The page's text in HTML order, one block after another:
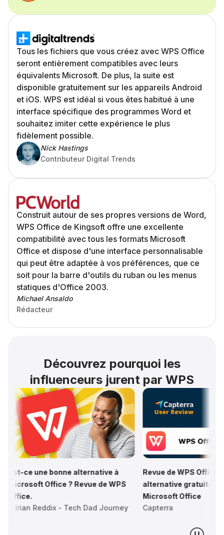
Tous les fichiers que vous créez avec WPS Office
seront entièrement compatibles avec leurs
équivalents Microsoft. De plus, la suite est
disponible gratuitement sur les appareils Android
et iOS. WPS est idéal si vous êtes habitué à une
interface spécifique des programmes Word et
souhaitez imiter cette expérience le plus
fidèlement possible.
Nick Hastings
Contributeur Digital Trends
Construit autour de ses propres versions de Word,
WPS Office de Kingsoft offre une excellente
compatibilité avec tous les formats Microsoft
Office et dispose d'une interface personnalisable
qui peut être adaptée à vos préférences, que ce
soit pour la barre d'outils du ruban ou les menus
statiques d'Office 2003.
Michael Ansaldo
Rédacteur
Découvrez pourquoi les
influenceurs jurent par WPS
à
de WPS
Dad Journey
Revue de WPS Office : Excellente
alternative gratuite aux produits
Capterra
La